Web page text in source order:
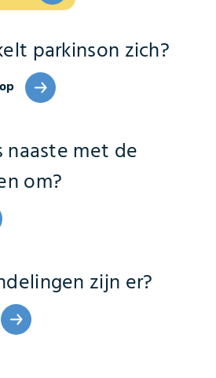
parkinson zich?
naaste met de
om?
zijn er?